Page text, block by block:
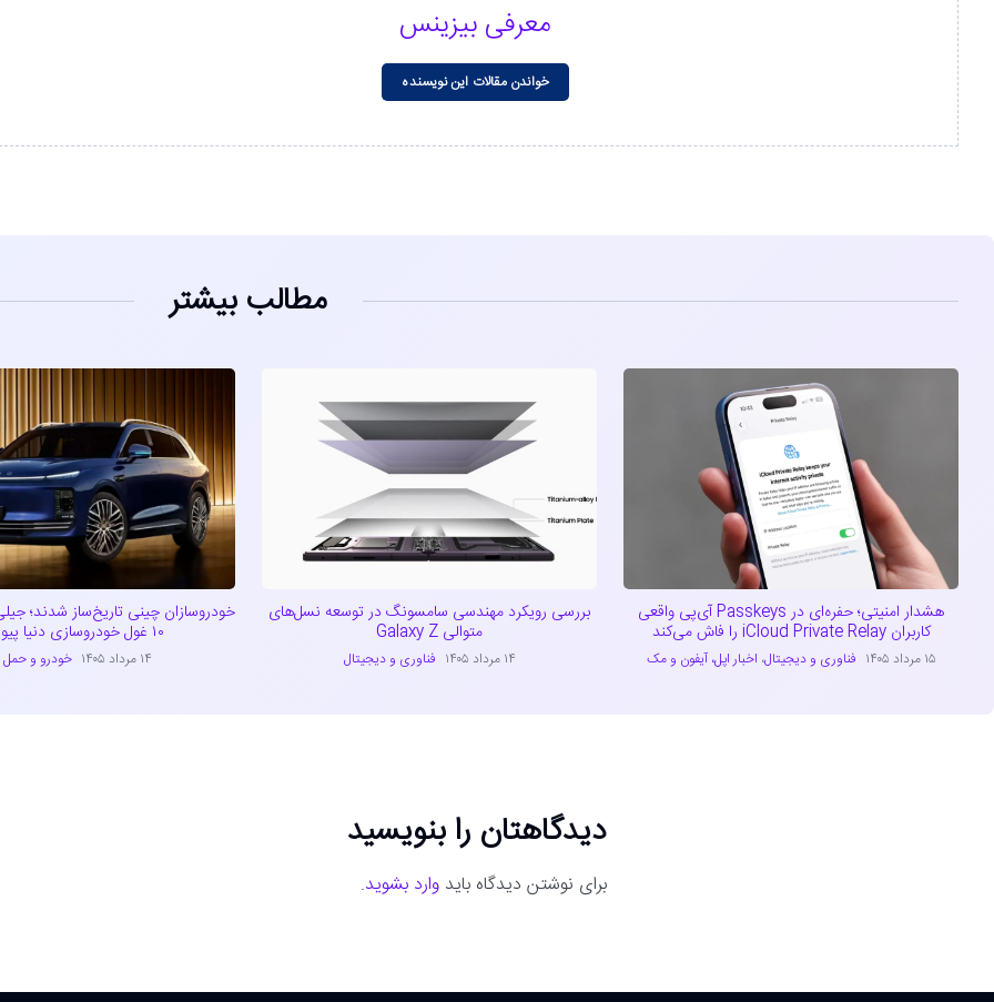
معرفی بیزینس
خواندن مقالات این نویسنده
مطالب بیشتر
هشدار امنیتی؛ حفره‌ای در Passkeys آی‌پی واقعی
کاربران iCloud Private Relay را فاش می‌کند
۱۵ مرداد ۱۴۰۵ فناوری و دیجیتال، اخبار اپل، آیفون و مک
بررسی رویکرد مهندسی سامسونگ در توسعه نسل‌های
متوالی Galaxy Z
۱۴ مرداد ۱۴۰۵ فناوری و دیجیتال
خودروسازان چینی تاریخ‌ساز شدند؛
۱۰ غول خودروسازی دنیا پیوستند
۱۴ مرداد ۱۴۰۵ خودرو و حمل
دیدگاهتان را بنویسید
برای نوشتن دیدگاه بایدوارد بشوید.